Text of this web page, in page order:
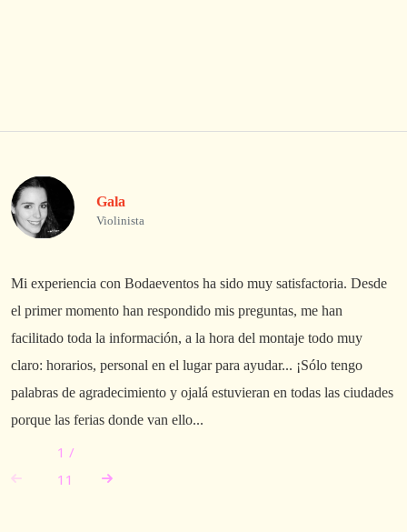
Gala
Violinista
Mi experiencia con Bodaeventos ha sido muy satisfactoria. Desde
el primer momento han respondido mis preguntas, me han
facilitado toda la información, a la hora del montaje todo muy
claro: horarios, personal en el lugar para ayudar... ¡Sólo tengo
palabras de agradecimiento y ojalá estuvieran en todas las ciudades
porque las ferias donde van ello...
1 /
11